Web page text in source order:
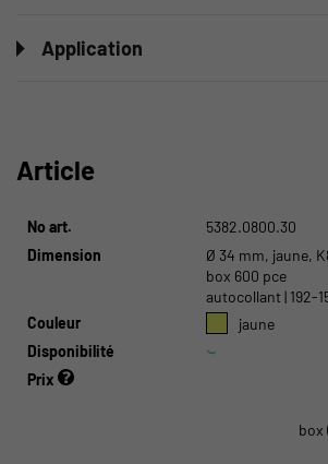
Application
Article
No art.
5382.0800.30
Dimension
Ø 34 mm, jaune,
box 600 pce
autocollant | 192-
Couleur
jaune
Disponibilité
Prix
box